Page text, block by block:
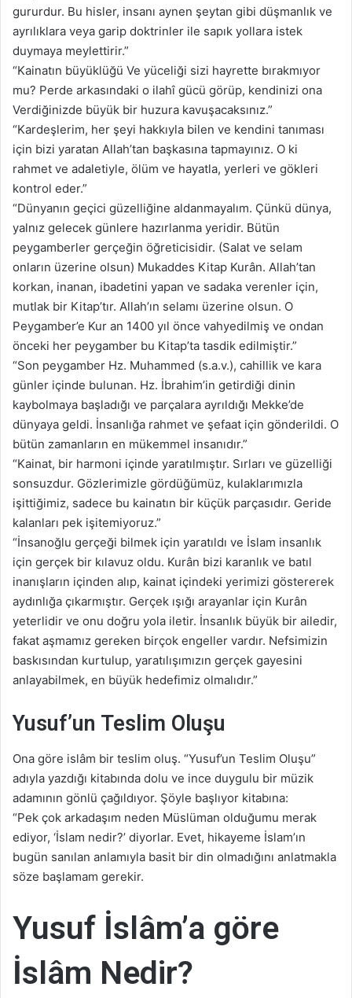
gururdur. Bu hisler, insanı aynen şeytan gibi düşmanlık ve
ayrılıklara veya garip doktrinler ile sapık yollara istek
duymaya meylettirir.”
“Kainatın büyüklüğü Ve yüceliği sizi hayrette bırakmıyor
mu? Perde arkasındaki o ilahî gücü görüp, kendinizi ona
Verdiğinizde büyük bir huzura kavuşacaksınız.”
“Kardeşlerim, her şeyi hakkıyla bilen ve kendini tanıması
için bizi yaratan Allah’tan başkasına tapmayınız. O ki
rahmet ve adaletiyle, ölüm ve hayatla, yerleri ve gökleri
kontrol eder.”
“Dünyanın geçici güzelliğine aldanmayalım. Çünkü dünya,
yalnız gelecek günlere hazırlanma yeridir. Bütün
peygamberler gerçeğin öğreticisidir. (Salat ve selam
onların üzerine olsun) Mukaddes Kitap Kurân. Allah’tan
korkan, inanan, ibadetini yapan ve sadaka verenler için,
mutlak bir Kitap’tır. Allah’ın selamı üzerine olsun. O
Peygamber’e Kur an 1400 yıl önce vahyedilmiş ve ondan
önceki her peygamber bu Kitap’ta tasdik edilmiştir.”
“Son peygamber Hz. Muhammed (s.a.v.), cahillik ve kara
günler içinde bulunan. Hz. İbrahim’in getirdiği dinin
kaybolmaya başladığı ve parçalara ayrıldığı Mekke’de
dünyaya geldi. İnsanlığa rahmet ve şefaat için gönderildi. O
bütün zamanların en mükemmel insanıdır.”
“Kainat, bir harmoni içinde yaratılmıştır. Sırları ve güzelliği
sonsuzdur. Gözlerimizle gördüğümüz, kulaklarımızla
işittiğimiz, sadece bu kainatın bir küçük parçasıdır. Geride
kalanları pek işitemiyoruz.”
“İnsanoğlu gerçeği bilmek için yaratıldı ve İslam insanlık
için gerçek bir kılavuz oldu. Kurân bizi karanlık ve batıl
inanışların içinden alıp, kainat içindeki yerimizi göstererek
aydınlığa çıkarmıştır. Gerçek ışığı arayanlar için Kurân
yeterlidir ve onu doğru yola iletir. İnsanlık büyük bir ailedir,
fakat aşmamız gereken birçok engeller vardır. Nefsimizin
baskısından kurtulup, yaratılışımızın gerçek gayesini
anlayabilmek, en büyük hedefimiz olmalıdır.”
Yusuf’un Teslim Oluşu
Ona göre islâm bir teslim oluş. “Yusuf’un Teslim Oluşu”
adıyla yazdığı kitabında dolu ve ince duygulu bir müzik
adamının gönlü çağıldıyor. Şöyle başlıyor kitabına:
“Pek çok arkadaşım neden Müslüman olduğumu merak
ediyor, ‘İslam nedir?’ diyorlar. Evet, hikayeme İslam’ın
bugün sanılan anlamıyla basit bir din olmadığını anlatmakla
söze başlamam gerekir.
Yusuf İslâm’a göre
İslâm Nedir?